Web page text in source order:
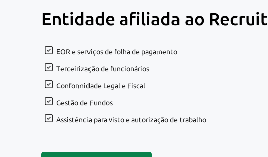
Entidade afiliada ao Recruit
EOR e serviços de folha de pagamento
Terceirização de funcionários
Conformidade Legal e Fiscal
Gestão de Fundos
Assistência para visto e autorização de trabalho